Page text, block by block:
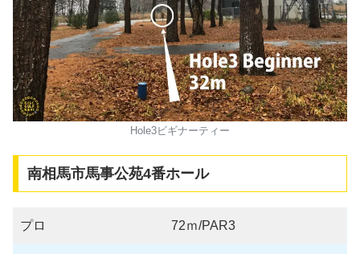
Hole3ビギナーティー
南相馬市馬事公苑4番ホール
プロ 72ｍ/PAR3